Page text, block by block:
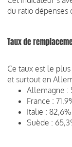
du ratio dépenses
Taux de
Ce taux est le
et surtout en
Allemagne :
France :
Italie : 82,6%
Suède :